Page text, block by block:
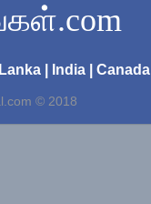
Lanka | India | Canada
© 2018